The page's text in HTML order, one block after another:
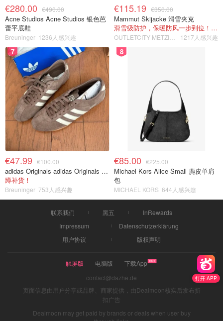
打开 APP
€280.00 €490.00
Acne Studios Acne Studios 银色芭
蕾平底鞋
Breuninger 1236人感兴趣
€115.19 €350.00
Mammut Skijacke 滑雪夹克
滑雪级防护，保暖防风一步到位！仅剩s！
1217人感兴趣
7
€47.99 €100.00
adidas Originals adidas Originals TOKYO 复古休闲鞋 深棕色
蹲补货！
Breuninger 753人感兴趣
8
€85.00 €225.00
Michael Kors Alice Small 麂皮单肩
包
MICHAEL KORS 644人感兴趣
联系我们 黑五
InRewards
Impressum
Datenschutzerklärung
用户协议
版权声明
触屏版 电脑版
下载App
contact@dazhe.de
页面信息由用户分享或品牌、商家提供，由Dealmoon核实后发布折
扣广告
Dealmoon may get paid by brands or deals when user buy